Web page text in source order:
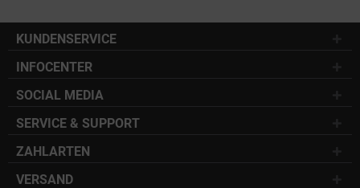
KUNDENSERVICE
INFOCENTER
SOCIAL MEDIA
SERVICE & SUPPORT
ZAHLARTEN
VERSAND